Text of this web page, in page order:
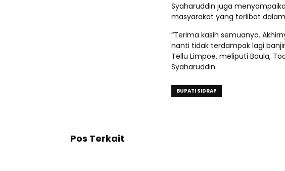
Syaharuddin juga
masyarakat yang terlibat
“Terima kasih semuanya.
nanti tidak terdampak lagi
Tellu Limpoe, meliputi Baula,
Syaharuddin.
BUPATI SIDRAP
Pos Terkait